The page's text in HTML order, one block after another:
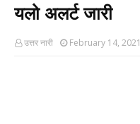
यलो अलर्ट जारी
उत्तर नारी February 14, 2021